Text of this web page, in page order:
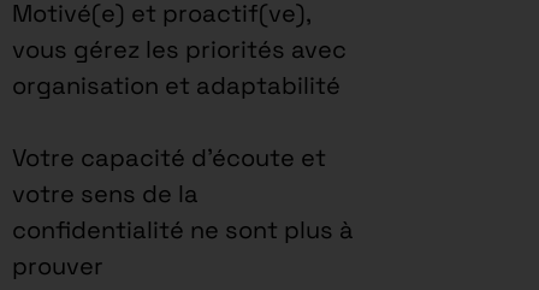
Motivé(e) et proactif(ve),
vous gérez les priorités avec
organisation et adaptabilité
Votre capacité d’écoute et
votre sens de la
confidentialité ne sont plus à
prouver